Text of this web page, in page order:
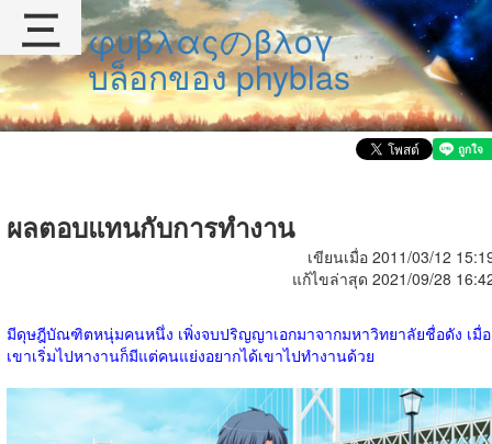
φυβλαςのβλογ
บล็อกของ phyblas
ผลตอบแทนกับการทำงาน
เขียนเมื่อ 2011/03/12
แก้ไขล่าสุด 2021/09/28
มีดุษฎีบัณฑิตหนุ่มคนหนึ่ง เพิ่งจบปริญญาเอกมาจากมหาวิทยาลัยชื่อดัง เมื่อ
เขาเริ่มไปหางานก็มีแต่คนแย่งอยากได้เขาไปทำงานด้วย
三